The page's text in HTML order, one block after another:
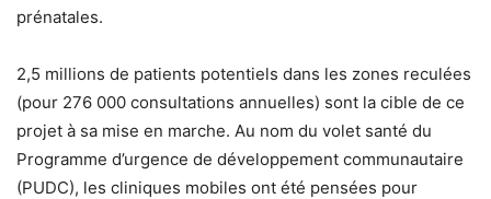
prénatales.
2,5 millions de patients potentiels dans les zones reculées
(pour 276 000 consultations annuelles) sont la cible de ce
projet à sa mise en marche. Au nom du volet santé du
Programme d’urgence de développement communautaire
(PUDC), les cliniques mobiles ont été pensées pour